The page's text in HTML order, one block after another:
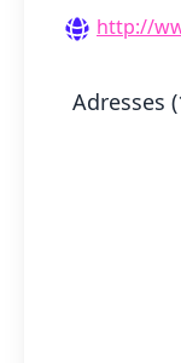
http://
Adresses